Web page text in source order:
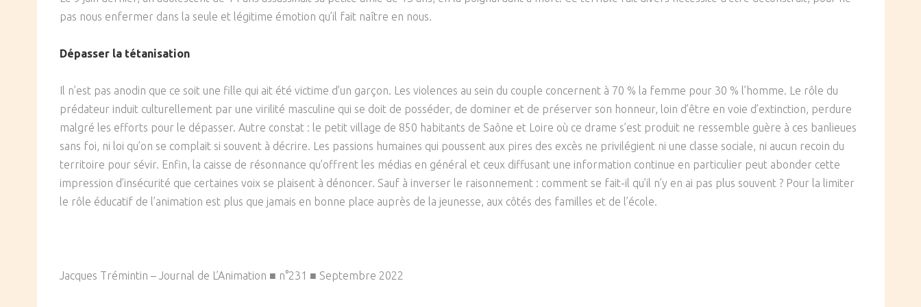
Violence / Maltraitance
Banlieue
Protection De L'enfance
Psychanalyse
Sexualité
Sociologie
SOCIÉTÉ
Droit
Politique
Religion
Scolarité
CULTURE
pas nous enfermer dans la seule et légitime émotion qu’il fait naître en nous.
Dépasser la tétanisation
Il n’est pas anodin que ce soit une fille qui ait été victime d’un garçon. Les violences au sein du couple concernent à 70 % la femme pour 30 % l’homme. Le rôle du
prédateur induit culturellement par une virilité masculine qui se doit de posséder, de dominer et de préserver son honneur, loin d’être en voie d’extinction, perdure
malgré les efforts pour le dépasser. Autre constat : le petit village de 850 habitants de Saône et Loire où ce drame s’est produit ne ressemble guère à ces banlieues
sans foi, ni loi qu’on se complait si souvent à décrire. Les passions humaines qui poussent aux pires des excès ne privilégient ni une classe sociale, ni aucun recoin du
territoire pour sévir. Enfin, la caisse de résonnance qu’offrent les médias en général et ceux diffusant une information continue en particulier peut abonder cette
impression d’insécurité que certaines voix se plaisent à dénoncer. Sauf à inverser le raisonnement : comment se fait-il qu’il n’y en ai pas plus souvent ? Pour la limiter
le rôle éducatif de l’animation est plus que jamais en bonne place auprès de la jeunesse, aux côtés des familles et de l’école.
Jacques Trémintin – Journal de L’Animation ■ n°231 ■ Septembre 2022